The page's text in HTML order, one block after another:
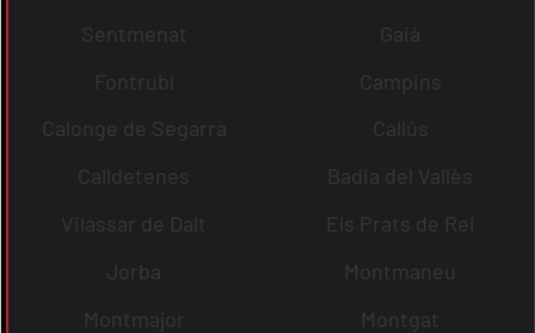
Sentmenat
Gaià
Fontrubí
Campins
Calonge de Segarra
Callús
Calldetenes
Badia del Vallès
Vilassar de Dalt
Els Prats de Rei
Jorba
Montmaneu
Montmajor
Montgat